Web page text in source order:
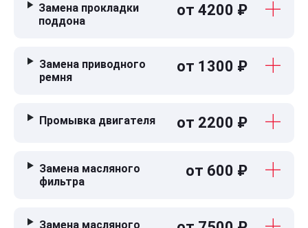
Замена прокладки
поддона
от 4200 ₽
Замена приводного
ремня
от 1300 ₽
Промывка двигателя от 2200 ₽
Замена масляного
фильтра
от 600 ₽
Замена масляного